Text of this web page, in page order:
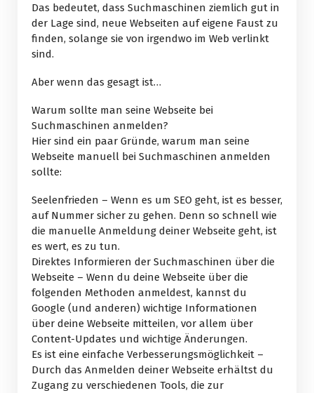
Das bedeutet, dass Suchmaschinen ziemlich gut in
der Lage sind, neue Webseiten auf eigene Faust zu
finden, solange sie von irgendwo im Web verlinkt
sind.
Aber wenn das gesagt ist…
Warum sollte man seine Webseite bei
Suchmaschinen anmelden?
Hier sind ein paar Gründe, warum man seine
Webseite manuell bei Suchmaschinen anmelden
sollte:
Seelenfrieden – Wenn es um SEO geht, ist es besser,
auf Nummer sicher zu gehen. Denn so schnell wie
die manuelle Anmeldung deiner Webseite geht, ist
es wert, es zu tun.
Direktes Informieren der Suchmaschinen über die
Webseite – Wenn du deine Webseite über die
folgenden Methoden anmeldest, kannst du
Google (und anderen) wichtige Informationen
über deine Webseite mitteilen, vor allem über
Content-Updates und wichtige Änderungen.
Es ist eine einfache Verbesserungsmöglichkeit –
Durch das Anmelden deiner Webseite erhältst du
Zugang zu verschiedenen Tools, die zur